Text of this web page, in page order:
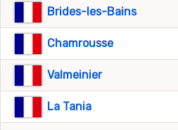
Brides-les-Bains
Chamrousse
Valmeinier
La Tania